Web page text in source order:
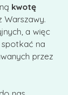
kwotę
Warszawy.
a więc
spotkać na
przez